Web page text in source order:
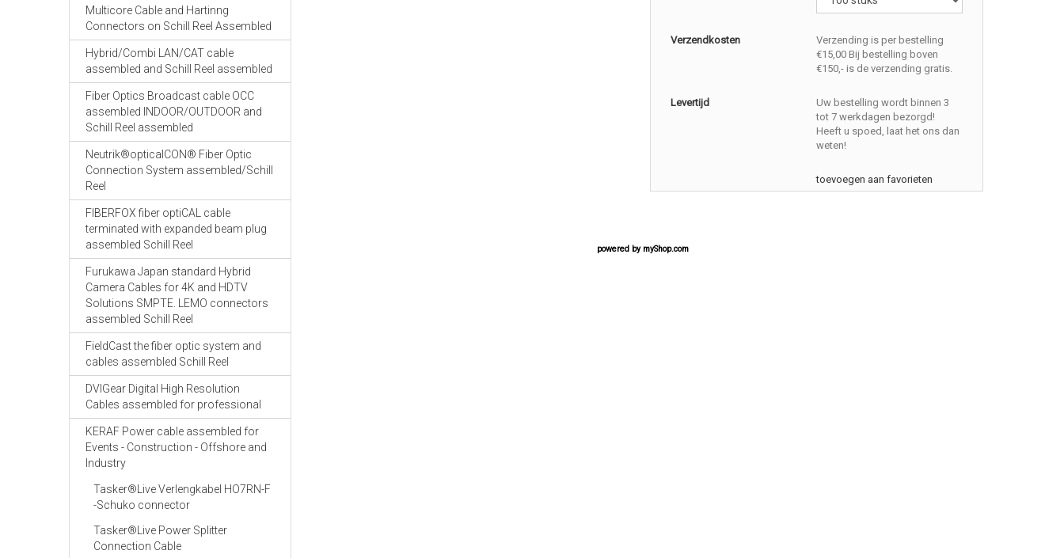
Multicore Cable and Hartinng
Connectors on Schill Reel Assembled
Hybrid/Combi LAN/CAT cable
assembled and Schill Reel assembled
Fiber Optics Broadcast cable OCC
assembled INDOOR/OUTDOOR and
Schill Reel assembled
Neutrik®opticalCON® Fiber Optic
Connection System assembled/Schill
Reel
FIBERFOX fiber optiCAL cable
terminated with expanded beam plug
assembled Schill Reel
Furukawa Japan standard Hybrid
Camera Cables for 4K and HDTV
Solutions SMPTE. LEMO connectors
assembled Schill Reel
FieldCast the fiber optic system and
cables assembled Schill Reel
DVIGear Digital High Resolution
Cables assembled for professional
KERAF Power cable assembled for
Events - Construction - Offshore and
Industry
Tasker®Live Verlengkabel HO7RN-F
-Schuko connector
Tasker®Live Power Splitter
Connection Cable
Verzendkosten
Verzending is per bestelling
€15,00 Bij bestelling boven
€150,- is de verzending gratis.
Levertijd
Uw bestelling wordt binnen 3
tot 7 werkdagen bezorgd!
Heeft u spoed, laat het ons dan
weten!
toevoegen aan favorieten
powered by myShop.com